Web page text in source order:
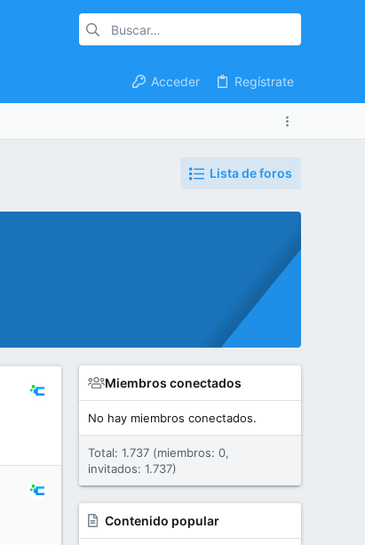
Acceder Regístrate
Lista de foros
Miembros conectados
No hay miembros conectados.
Total: 1.737 (miembros: 0,
invitados: 1.737)
Contenido popular